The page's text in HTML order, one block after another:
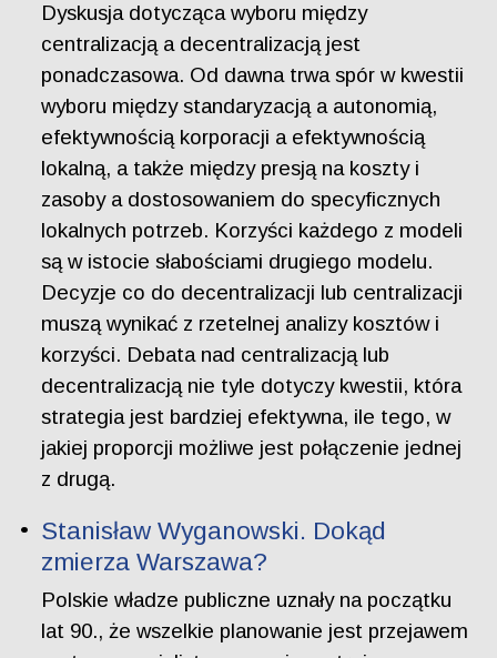
Dyskusja dotycząca wyboru między
centralizacją a decentralizacją jest
ponadczasowa. Od dawna trwa spór w kwestii
wyboru między standaryzacją a autonomią,
efektywnością korporacji a efektywnością
lokalną, a także między presją na koszty i
zasoby a dostosowaniem do specyficznych
lokalnych potrzeb. Korzyści każdego z modeli
są w istocie słabościami drugiego modelu.
Decyzje co do decentralizacji lub centralizacji
muszą wynikać z rzetelnej analizy kosztów i
korzyści. Debata nad centralizacją lub
decentralizacją nie tyle dotyczy kwestii, która
strategia jest bardziej efektywna, ile tego, w
jakiej proporcji możliwe jest połączenie jednej
z drugą.
Stanisław Wyganowski. Dokąd
zmierza Warszawa?
Polskie władze publiczne uznały na początku
lat 90., że wszelkie planowanie jest przejawem